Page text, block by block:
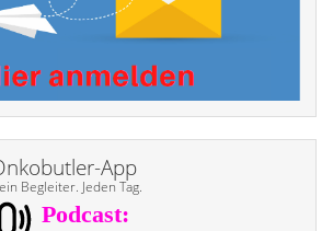
App
Begleiter. Jeden Tag.